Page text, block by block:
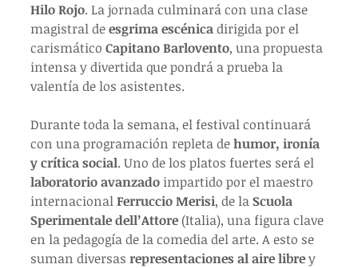
Hilo Rojo. La jornada culminará con una clase
magistral de esgrima escénica dirigida por el
carismático Capitano Barlovento, una propuesta
intensa y divertida que pondrá a prueba la
valentía de los asistentes.
Durante toda la semana, el festival continuará
con una programación repleta de humor, ironía
y crítica social. Uno de los platos fuertes será el
laboratorio avanzado impartido por el maestro
internacional Ferruccio Merisi, de la Scuola
Sperimentale dell’Attore (Italia), una figura clave
en la pedagogía de la comedia del arte. A esto se
suman diversas representaciones al aire libre y